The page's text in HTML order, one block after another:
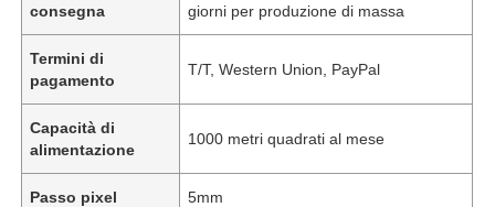
consegna
giorni per produzione di massa
Termini di
pagamento
T/T, Western Union, PayPal
Capacità di
alimentazione
1000 metri quadrati al mese
Passo pixel 5mm